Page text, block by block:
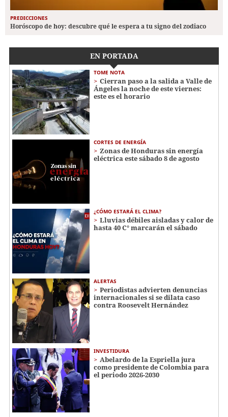
PREDICCIONES
Horóscopo de hoy: descubre qué le espera a tu signo del zodiaco
EN PORTADA
TOME NOTA
Cierran paso a la salida a Valle de
Ángeles la noche de este viernes:
este es el horario
CORTES DE ENERGÍA
Zonas de Honduras sin energía
eléctrica este sábado 8 de agosto
¿CÓMO ESTARÁ EL CLIMA?
Lluvias débiles aisladas y calor de
hasta 40 C° marcarán el sábado
ALERTAS
Periodistas advierten denuncias
internacionales si se dilata caso
contra Roosevelt Hernández
INVESTIDURA
Abelardo de la Espriella jura
como presidente de Colombia para
el periodo 2026-2030